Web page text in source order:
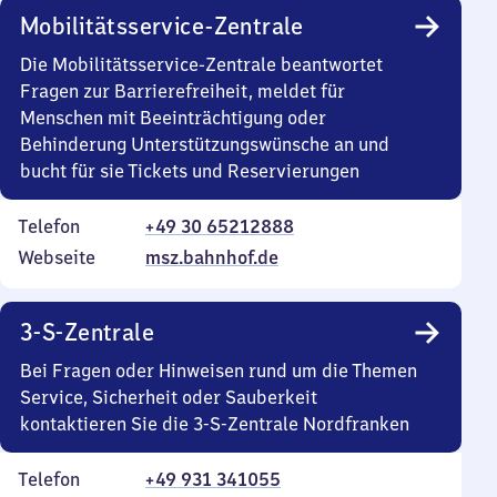
Mobilitätsservice-Zentrale
Die Mobilitätsservice-Zentrale beantwortet
Fragen zur Barrierefreiheit, meldet für
Menschen mit Beeinträchtigung oder
Behinderung Unterstützungswünsche an und
bucht für sie Tickets und Reservierungen
Telefon
+49 30 65212888
Webseite
msz.bahnhof.de
3-S-Zentrale
Bei Fragen oder Hinweisen rund um die Themen
Service, Sicherheit oder Sauberkeit
kontaktieren Sie die 3-S-Zentrale Nordfranken
Telefon
+49 931 341055